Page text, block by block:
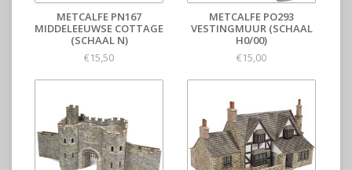
METCALFE PN167
MIDDELEEUWSE COTTAGE
(SCHAAL N)
€15,50
METCALFE PO293
VESTINGMUUR (SCHAAL
H0/00)
€15,00